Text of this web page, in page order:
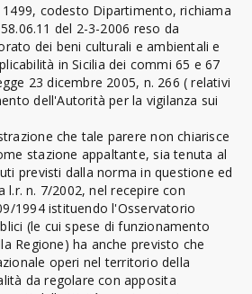
codesto Dipartimento, richiama
del 2-3-2006 reso da
dei beni culturali e ambientali e
in Sicilia dei commi 65 e 67
23 dicembre 2005, n. 266 ( relativi
dell'Autorità per la vigilanza sui
che tale parere non chiarisce
stazione appaltante, sia tenuta al
previsti dalla norma in questione ed
l.r. n. 7/2002, nel recepire con
1994 istituendo l'Osservatorio
(le cui spese di funzionamento
Regione) ha anche previsto che
operi nel territorio della
da regolare con apposita